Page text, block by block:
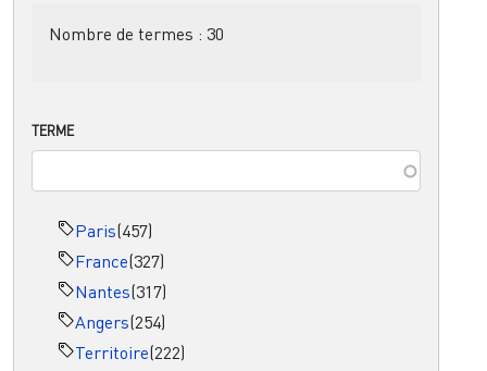
Nombre de termes : 30
TERME
Paris(457)
France(327)
Nantes(317)
Angers(254)
Territoire(222)